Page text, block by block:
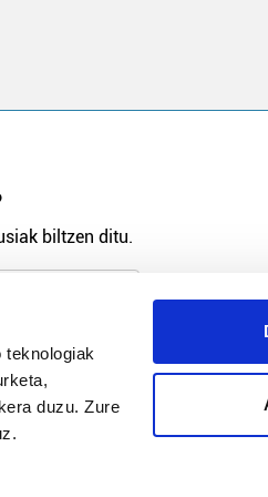
duzu. Zure
biltzen ditu.